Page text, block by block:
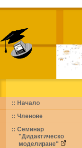
:: Начало
:: Членове
:: Семинар
"Дидактическо
моделиране"